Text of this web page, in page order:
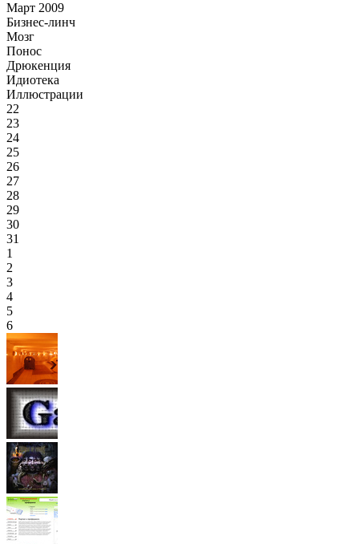
Март 2009
Бизнес-линч
Мозг
Понос
Дрюкенция
Идиотека
Иллюстрации
22
23
24
25
26
27
28
29
30
31
1
2
3
4
5
6